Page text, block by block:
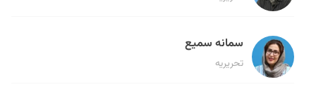
سمانه سمیع
تحریریه